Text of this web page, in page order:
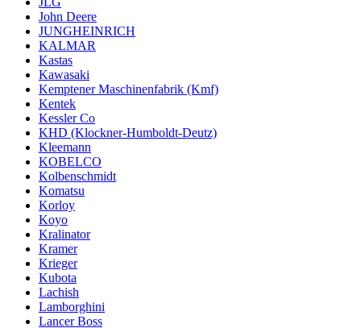
John Deere
JUNGHEINRICH
KALMAR
Kastas
Kawasaki
Kemptener Maschinenfabrik (Kmf)
Kentek
Kessler Co
KHD (Klockner-Humboldt-Deutz)
Kleemann
KOBELCO
Kolbenschmidt
Komatsu
Korloy
Koyo
Kralinator
Kramer
Krieger
Kubota
Lachish
Lamborghini
Lancer Boss